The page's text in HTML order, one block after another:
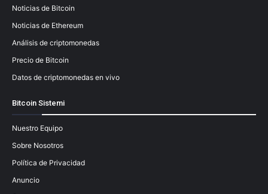
Noticias de Bitcoin
Noticias de Ethereum
Análisis de criptomonedas
Precio de Bitcoin
Datos de criptomonedas en vivo
Bitcoin Sistemi
Nuestro Equipo
Sobre Nosotros
Política de Privacidad
Anuncio